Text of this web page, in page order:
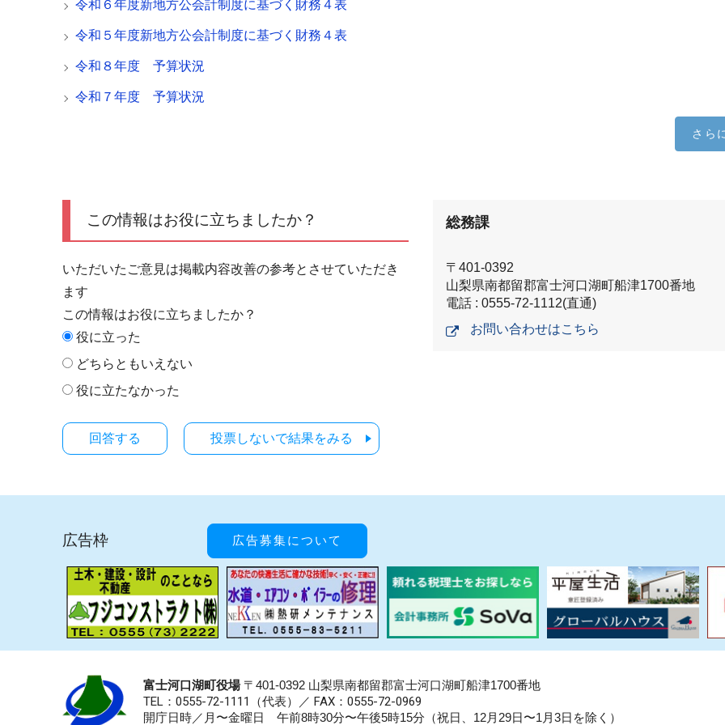
令和６年度新地方公会計制度に基づく財務４表
令和５年度新地方公会計制度に基づく財務４表
令和８年度 予算状況
令和７年度 予算状況
さら
この情報はお役に立ちましたか？
いただいたご意見は掲載内容改善の参考とさせていただき
ます
この情報はお役に立ちましたか？
役に立った
どちらともいえない
役に立たなかった
投票しないで結果をみる
総務課
〒401-0392
山梨県南都留郡富士河口湖町船津1700番地
電話 : 0555-72-1112(直通)
お問い合わせはこちら
広告枠 広告募集について
富士河口湖町役場〒401-0392 山梨県南都留郡富士河口湖町船津1700番地
TEL：0555-72-1111 （代表）／ FAX：0555-72-0969
開庁日時／月〜金曜日 午前8時30分〜午後5時15分（祝日、12月29日〜1月3日を除く）